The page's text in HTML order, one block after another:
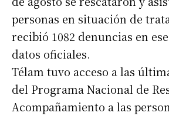
personas en situación de
recibió 1082 denuncias en
datos oficiales.
Télam tuvo acceso a las
del Programa Nacional de
Acompañamiento a las